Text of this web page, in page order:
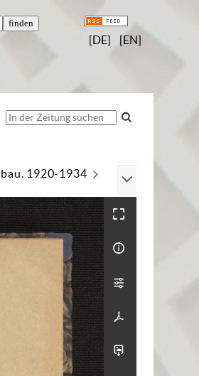
[DE] [EN]
1920-1934